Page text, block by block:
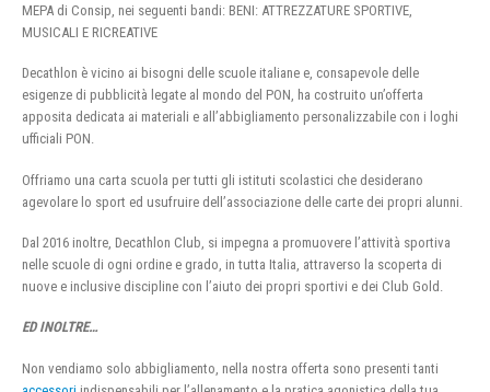
MEPA di Consip, nei seguenti bandi: BENI: ATTREZZATURE SPORTIVE,
MUSICALI E RICREATIVE
Decathlon è vicino ai bisogni delle scuole italiane e, consapevole delle
esigenze di pubblicità legate al mondo del PON, ha costruito un’offerta
apposita dedicata ai materiali e all’abbigliamento personalizzabile con i loghi
ufficiali PON.
Offriamo una carta scuola per tutti gli istituti scolastici che desiderano
agevolare lo sport ed usufruire dell’associazione delle carte dei propri alunni.
Dal 2016 inoltre, Decathlon Club, si impegna a promuovere l’attività sportiva
nelle scuole di ogni ordine e grado, in tutta Italia, attraverso la scoperta di
nuove e inclusive discipline con l’aiuto dei propri sportivi e dei Club Gold.
ED INOLTRE…
Non vendiamo solo abbigliamento, nella nostra offerta sono presenti tanti